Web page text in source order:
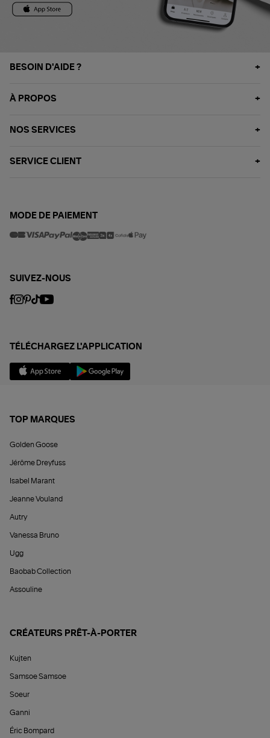
BESOIN D'AIDE ?
À PROPOS
NOS SERVICES
SERVICE CLIENT
MODE DE PAIEMENT
SUIVEZ-NOUS
TÉLÉCHARGEZ L'APPLICATION
TOP MARQUES
Golden Goose
Jérôme Dreyfuss
Isabel Marant
Jeanne Vouland
Autry
Vanessa Bruno
Ugg
Baobab Collection
Assouline
CRÉATEURS PRÊT-À-PORTER
Kujten
Samsoe Samsoe
Soeur
Ganni
Éric Bompard